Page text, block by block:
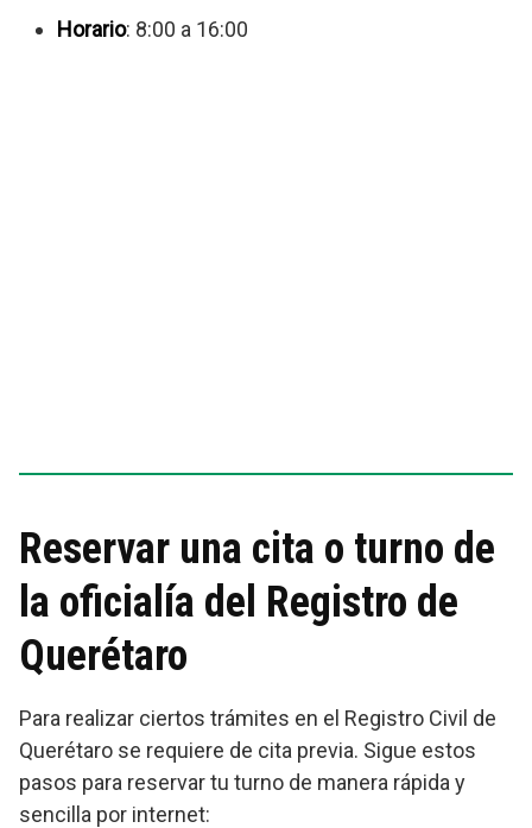
Horario: 8:00 a 16:00
Reservar una cita o turno de
la oficialía del Registro de
Querétaro
Para realizar ciertos trámites en el Registro Civil de
Querétaro se requiere de cita previa. Sigue estos
pasos para reservar tu turno de manera rápida y
sencilla por internet: